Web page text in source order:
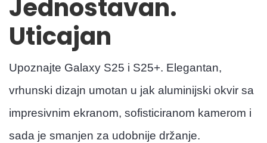
Jednostavan.
Uticajan
Upoznajte Galaxy S25 i S25+. Elegantan,
vrhunski dizajn umotan u jak aluminijski okvir sa
impresivnim ekranom, sofisticiranom kamerom i
sada je smanjen za udobnije držanje.